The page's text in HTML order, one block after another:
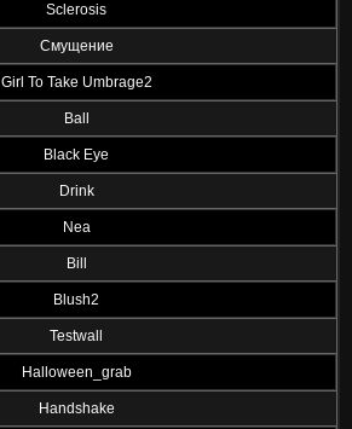
Sclerosis
Смущение
Girl To Take Umbrage2
Ball
Black Eye
Drink
Nea
Bill
Blush2
Testwall
Halloween_grab
Handshake